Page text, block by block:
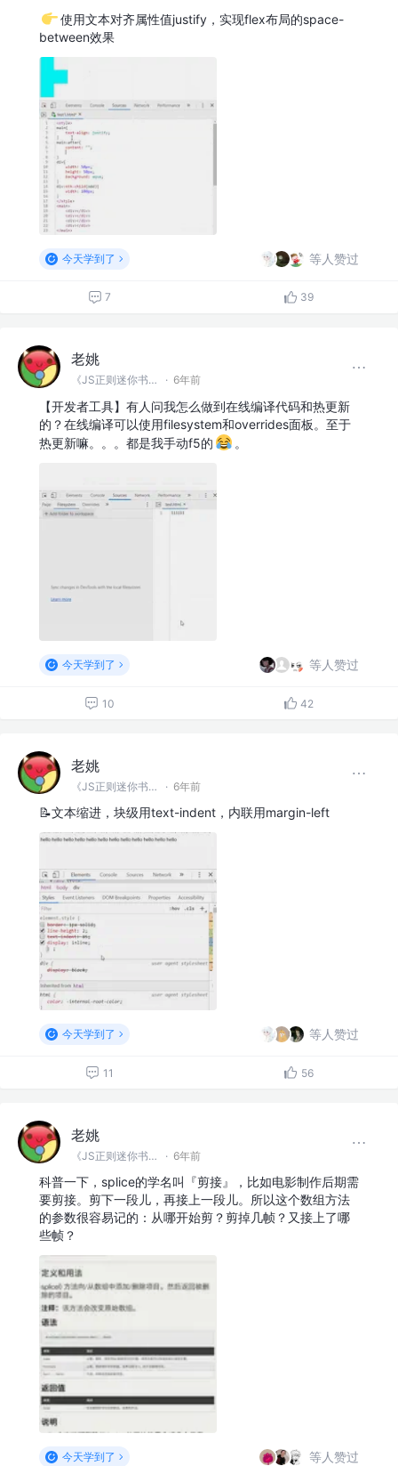
使用文本对齐属性值justify，实现flex布局的space-
between效果
今天学到了 等人赞过
7 39
老姚
《JS正则迷你书》作者 · 6年前
【开发者工具】有人问我怎么做到在线编译代码和热更新
的？在线编译可以使用filesystem和overrides面板。至于
热更新嘛。。。都是我手动f5的
。
今天学到了 等人赞过
10 42
老姚
《JS正则迷你书》作者 · 6年前
📝文本缩进，块级用text-indent，内联用margin-left
今天学到了 等人赞过
11 56
老姚
《JS正则迷你书》作者 · 6年前
科普一下，splice的学名叫『剪接』，比如电影制作后期需
要剪接。剪下一段儿，再接上一段儿。所以这个数组方法
的参数很容易记的：从哪开始剪？剪掉几帧？又接上了哪
些帧？
今天学到了 等人赞过